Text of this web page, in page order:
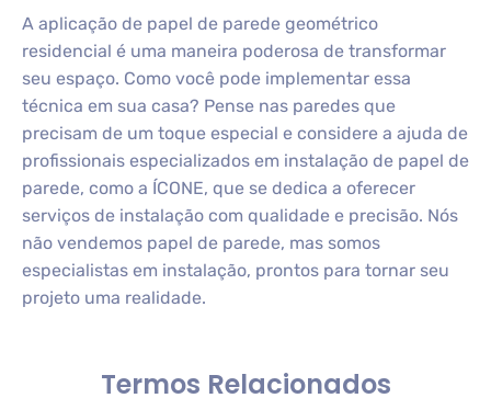
A aplicação de papel de parede geométrico
residencial é uma maneira poderosa de transformar
seu espaço. Como você pode implementar essa
técnica em sua casa? Pense nas paredes que
precisam de um toque especial e considere a ajuda de
profissionais especializados em instalação de papel de
parede, como a ÍCONE, que se dedica a oferecer
serviços de instalação com qualidade e precisão. Nós
não vendemos papel de parede, mas somos
especialistas em instalação, prontos para tornar seu
projeto uma realidade.
Termos Relacionados